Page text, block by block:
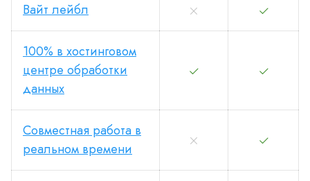
Вайт лейбл
100% в хостинговом
центре обработки
данных
Совместная работа в
реальном времени